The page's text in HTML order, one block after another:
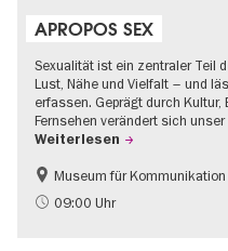
APROPOS SEX
Sexualität ist ein zentraler Teil
Lust, Nähe und Vielfalt – und
erfassen. Geprägt durch
Fernsehen verändert sich
Weiterlesen
Politik & Gesellschaft
Teenager
Museum für Kommunikation
09:00 Uhr